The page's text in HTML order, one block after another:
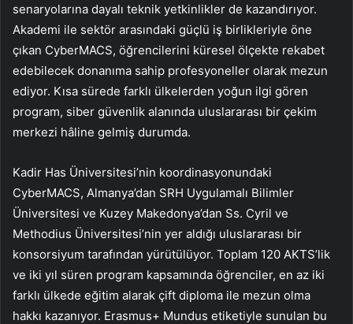
senaryolarına dayalı teknik yetkinlikler de kazandırıyor.
Akademi ile sektör arasındaki güçlü iş birlikleriyle öne
çıkan CyberMACS, öğrencilerini küresel ölçekte rekabet
edebilecek donanıma sahip profesyoneller olarak mezun
ediyor. Kısa sürede farklı ülkelerden yoğun ilgi gören
program, siber güvenlik alanında uluslararası bir çekim
merkezi hâline gelmiş durumda.
Kadir Has Üniversitesi’nin koordinasyonundaki
CyberMACS, Almanya’dan SRH Uygulamalı Bilimler
Üniversitesi ve Kuzey Makedonya’dan Ss. Cyril ve
Methodius Üniversitesi’nin yer aldığı uluslararası bir
konsorsiyum tarafından yürütülüyor. Toplam 120 AKTS’lik
ve iki yıl süren program kapsamında öğrenciler, en az iki
farklı ülkede eğitim alarak çift diploma ile mezun olma
hakkı kazanıyor. Erasmus+ Mundus etiketiyle sunulan bu